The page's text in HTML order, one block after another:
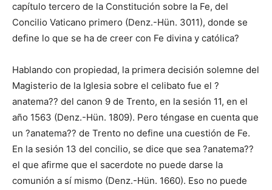
capítulo tercero de la Constitución sobre la Fe, del
Concilio Vaticano primero (Denz.-Hün. 3011), donde se
define lo que se ha de creer con Fe divina y católica?
Hablando con propiedad, la primera decisión solemne del
Magisterio de la Iglesia sobre el celibato fue el ?
anatema?? del canon 9 de Trento, en la sesión 11, en el
año 1563 (Denz.-Hün. 1809). Pero téngase en cuenta que
un ?anatema?? de Trento no define una cuestión de Fe.
En la sesión 13 del concilio, se dice que sea ?anatema??
el que afirme que el sacerdote no puede darse la
comunión a sí mismo (Denz.-Hün. 1660). Eso no puede